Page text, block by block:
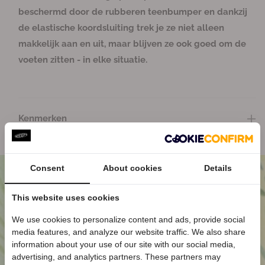
s
p
e
t
a
m
e
s
a
n
d
s
p
e
a
e
s
a
n
d
beschermd door de rubberen teenbumper en dankzij
de elastische koordsluiting trek je ze niet alleen
makkelijk aan en uit, maar blijven ze ook goed om de
voeten zitten - in elke situatie.
Kenmerken
Consent About cookies Details
This website uses cookies
We use cookies to personalize content and ads, provide social
media features, and analyze our website traffic. We also share
information about your use of our site with our social media,
advertising, and analytics partners. These partners may
Welkom bij KEEN
Ontvang 5% kortingop je eerste bestelling